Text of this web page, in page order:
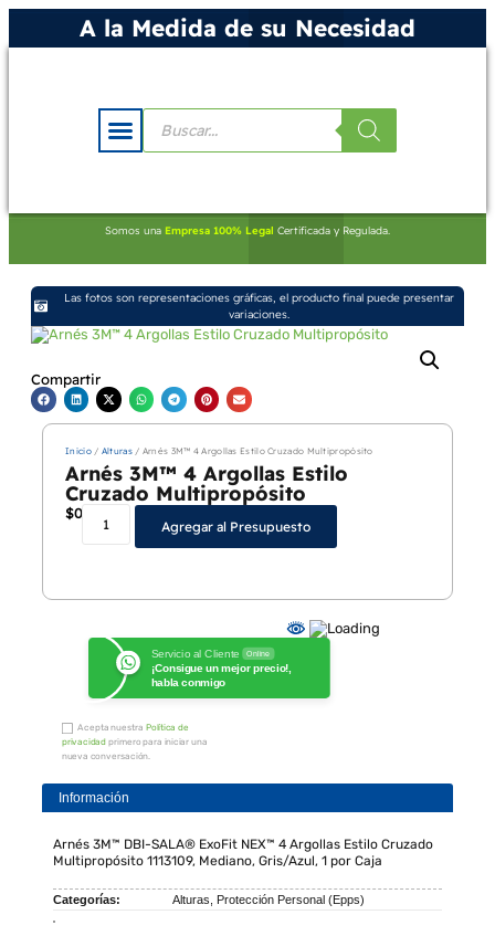
A la Medida de su Necesidad
Somos una Empresa 100% Legal Certificada y Regulada.
Las fotos son representaciones gráficas, el producto final puede presentar
variaciones.
Compartir
Inicio/ Alturas/ Arnés 3M™ 4 Argollas Estilo Cruzado Multipropósito
Arnés 3M™ 4 Argollas Estilo
Cruzado Multipropósito
$0
Agregar al Presupuesto
Servicio al Cliente Online
¡Consigue un mejor precio!,
habla conmigo
Acepta nuestra Política de
privacidad primero para iniciar una
nueva conversación.
Información
Arnés 3M™ DBI-SALA® ExoFit NEX™ 4 Argollas Estilo Cruzado
Multipropósito 1113109, Mediano, Gris/Azul, 1 por Caja
Categorías: Alturas Protección Personal (Epps)